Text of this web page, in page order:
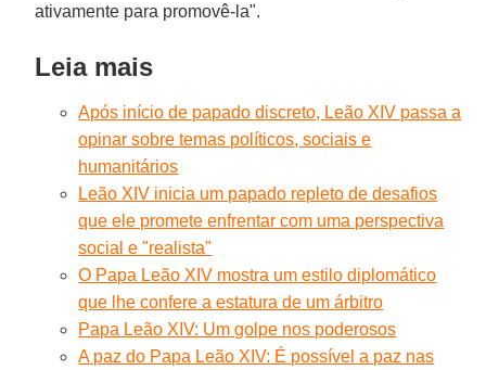
ativamente para promovê-la".
Leia mais
Após início de papado discreto, Leão XIV passa a
opinar sobre temas políticos, sociais e
humanitários
Leão XIV inicia um papado repleto de desafios
que ele promete enfrentar com uma perspectiva
social e "realista"
O Papa Leão XIV mostra um estilo diplomático
que lhe confere a estatura de um árbitro
Papa Leão XIV: Um golpe nos poderosos
A paz do Papa Leão XIV: É possível a paz nas